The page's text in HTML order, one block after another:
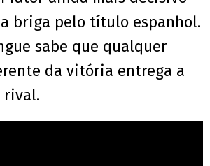
briga pelo título espanhol.
sabe que qualquer
da vitória entrega a
rival.